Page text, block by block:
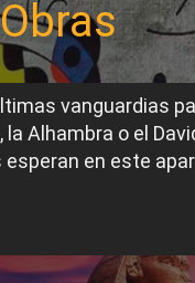
Obras
vanguardias
Alhambra o el
esperan en este